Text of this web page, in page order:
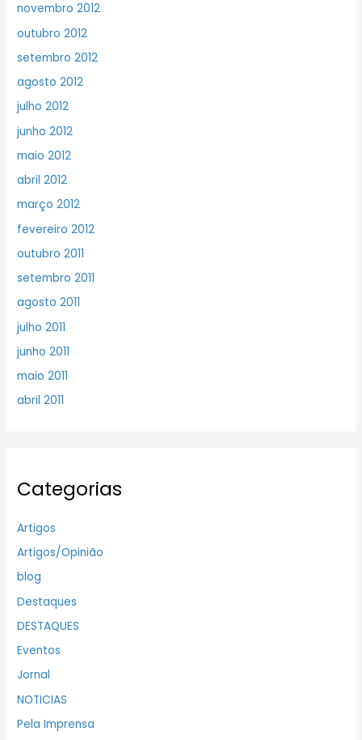
novembro 2012
outubro 2012
setembro 2012
agosto 2012
julho 2012
junho 2012
maio 2012
abril 2012
março 2012
fevereiro 2012
outubro 2011
setembro 2011
agosto 2011
julho 2011
junho 2011
maio 2011
abril 2011
Categorias
Artigos
Artigos/Opinião
blog
Destaques
DESTAQUES
Eventos
Jornal
NOTICIAS
Pela Imprensa